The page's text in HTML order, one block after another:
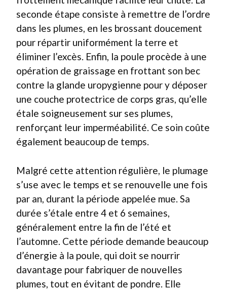
seconde étape consiste à remettre de l’ordre
dans les plumes, en les brossant doucement
pour répartir uniformément la terre et
éliminer l’excès. Enfin, la poule procède à une
opération de graissage en frottant son bec
contre la glande uropygienne pour y déposer
une couche protectrice de corps gras, qu’elle
étale soigneusement sur ses plumes,
renforçant leur imperméabilité. Ce soin coûte
également beaucoup de temps.
Malgré cette attention régulière, le plumage
s’use avec le temps et se renouvelle une fois
par an, durant la période appelée mue. Sa
durée s’étale entre 4 et 6 semaines,
généralement entre la fin de l’été et
l’automne. Cette période demande beaucoup
d’énergie à la poule, qui doit se nourrir
davantage pour fabriquer de nouvelles
plumes, tout en évitant de pondre. Elle